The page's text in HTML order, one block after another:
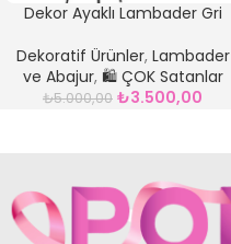
Dekor Ayaklı Lambader Gri
Dekoratif Ürünler, Lambader
ve Abajur, 🛍️ ÇOK Satanlar
₺5.000,00 ₺3.500,00